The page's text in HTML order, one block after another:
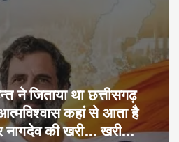
ने जिताया था छत्तीसगढ़
कहां से आता है
नागदेव की खरी… खरी…